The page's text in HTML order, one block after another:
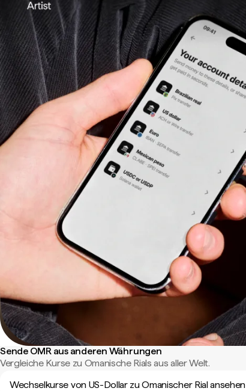
Sende OMR aus anderen Währungen
Vergleiche Kurse zu Omanische Rials aus aller Welt.
Wechselkurse von US-Dollar zu Omanischer Rial ansehen